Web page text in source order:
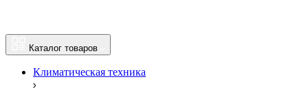
Каталог товаров
Климатическая техника